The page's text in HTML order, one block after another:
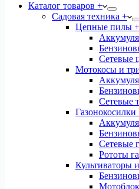
Каталог товаров +
Садовая техника +
Цепные пилы +
Сетевые
Мотокосы и
Сетевые
Газонокосилки
Сетевые
Рототы
Культиваторы